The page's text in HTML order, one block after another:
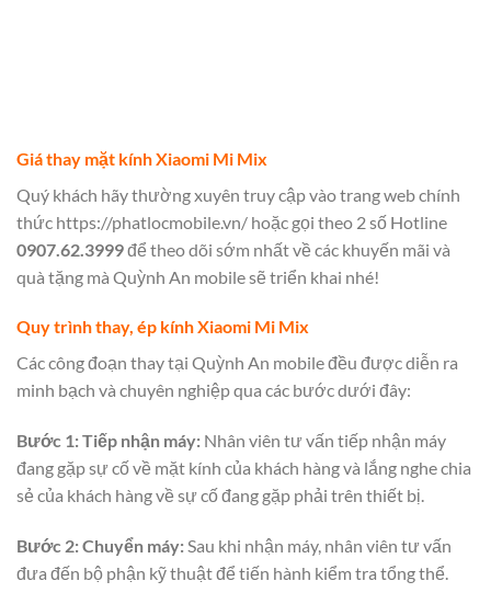
Giá thay mặt kính Xiaomi Mi Mix
Quý khách hãy thường xuyên truy cập vào trang web chính
thức https://phatlocmobile.vn/ hoặc gọi theo 2 số Hotline
0907.62.3999để theo dõi sớm nhất về các khuyến mãi và
quà tặng mà Quỳnh An mobile sẽ triển khai nhé!
Quy trình thay, ép kính Xiaomi Mi Mix
Các công đoạn thay tại Quỳnh An mobile đều được diễn ra
minh bạch và chuyên nghiệp qua các bước dưới đây:
Bước 1: Tiếp nhận máy: Nhân viên tư vấn tiếp nhận máy
đang gặp sự cố về mặt kính của khách hàng và lắng nghe chia
sẻ của khách hàng về sự cố đang gặp phải trên thiết bị.
Bước 2:Chuyển máy:Sau khi nhận máy, nhân viên tư vấn
đưa đến bộ phận kỹ thuật để tiến hành kiểm tra tổng thể.